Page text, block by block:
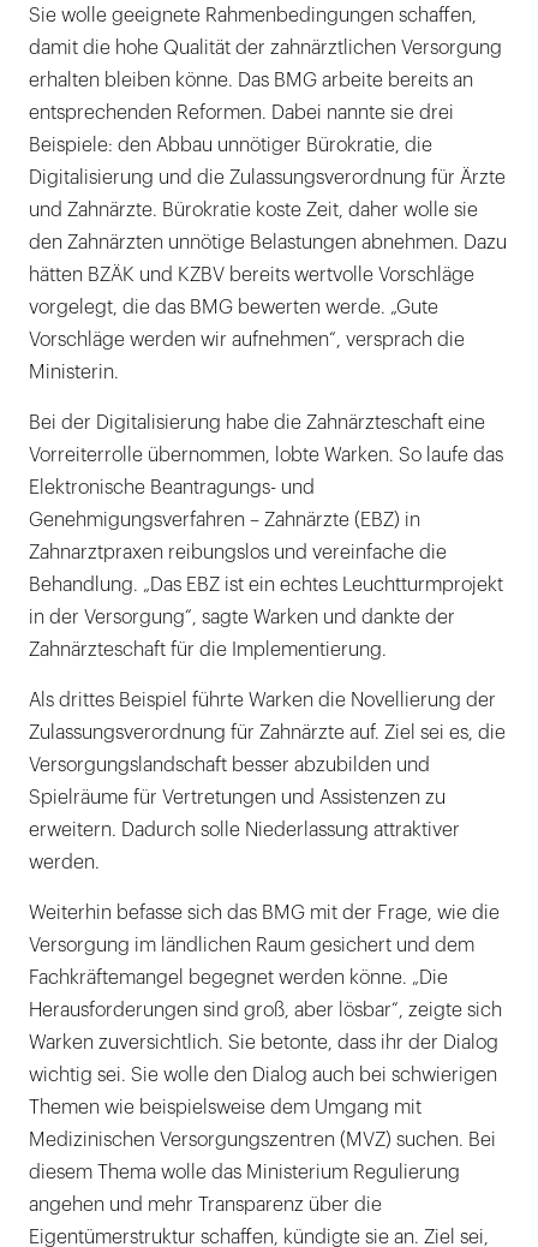
Sie wolle geeignete Rahmenbedingungen schaffen,
damit die hohe Qualität der zahnärztlichen Versorgung
erhalten bleiben könne. Das BMG arbeite bereits an
entsprechenden Reformen. Dabei nannte sie drei
Beispiele: den Abbau unnötiger Bürokratie, die
Digitalisierung und die Zulassungsverordnung für Ärzte
und Zahnärzte. Bürokratie koste Zeit, daher wolle sie
den Zahnärzten unnötige Belastungen abnehmen. Dazu
hätten BZÄK und KZBV bereits wertvolle Vorschläge
vorgelegt, die das BMG bewerten werde. „Gute
Vorschläge werden wir aufnehmen“, versprach die
Ministerin.
Bei der Digitalisierung habe die Zahnärzteschaft eine
Vorreiterrolle übernommen, lobte Warken. So laufe das
Elektronische Beantragungs- und
Genehmigungsverfahren – Zahnärzte (EBZ) in
Zahnarztpraxen reibungslos und vereinfache die
Behandlung. „Das EBZ ist ein echtes Leuchtturmprojekt
in der Versorgung“, sagte Warken und dankte der
Zahnärzteschaft für die Implementierung.
Als drittes Beispiel führte Warken die Novellierung der
Zulassungsverordnung für Zahnärzte auf. Ziel sei es, die
Versorgungslandschaft besser abzubilden und
Spielräume für Vertretungen und Assistenzen zu
erweitern. Dadurch solle Niederlassung attraktiver
werden.
Weiterhin befasse sich das BMG mit der Frage, wie die
Versorgung im ländlichen Raum gesichert und dem
Fachkräftemangel begegnet werden könne. „Die
Herausforderungen sind groß, aber lösbar“, zeigte sich
Warken zuversichtlich. Sie betonte, dass ihr der Dialog
wichtig sei. Sie wolle den Dialog auch bei schwierigen
Themen wie beispielsweise dem Umgang mit
Medizinischen Versorgungszentren (MVZ) suchen. Bei
diesem Thema wolle das Ministerium Regulierung
angehen und mehr Transparenz über die
Eigentümerstruktur schaffen, kündigte sie an. Ziel sei,